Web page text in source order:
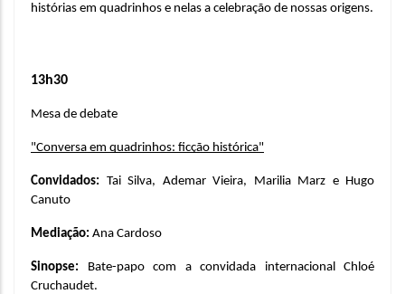
histórias em quadrinhos e nelas a celebração de nossas origens.
13h30
Mesa de debate
"Conversa em quadrinhos: ficção histórica"
Convidados: Tai Silva, Ademar Vieira, Marilia Marz e Hugo
Canuto
Mediação: Ana Cardoso
Sinopse: Bate-papo com a convidada internacional Chloé
Cruchaudet.